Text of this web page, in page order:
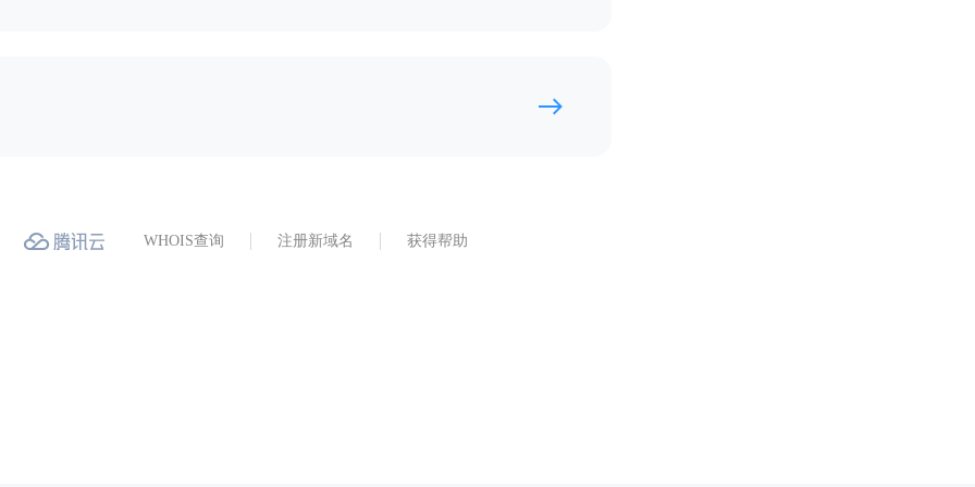
WHOIS查询 注册新域名 获得帮助